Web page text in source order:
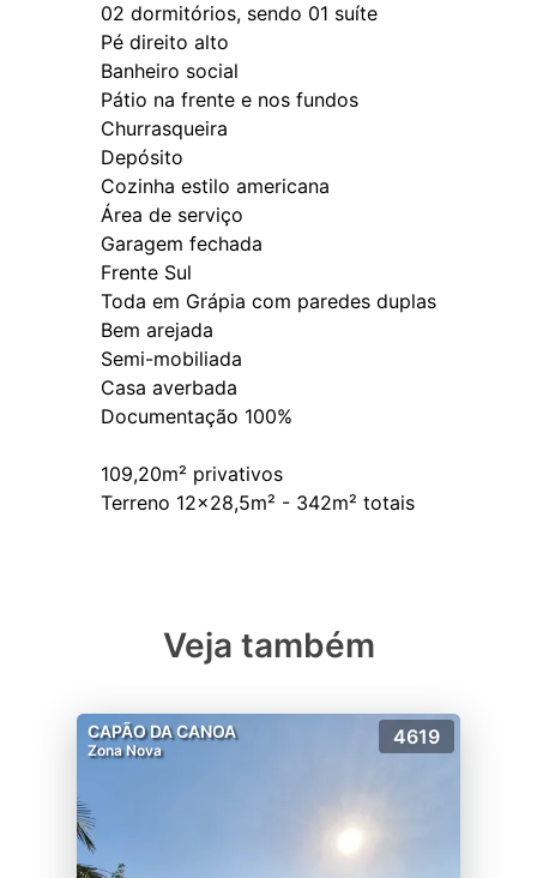
02 dormitórios, sendo 01 suíte
Pé direito alto
Banheiro social
Pátio na frente e nos fundos
Churrasqueira
Depósito
Cozinha estilo americana
Área de serviço
Garagem fechada
Frente Sul
Toda em Grápia com paredes duplas
Bem arejada
Semi-mobiliada
Casa averbada
Documentação 100%
109,20m² privativos
Veja também
CAPÃO DA CANOA
Zona Nova
4619